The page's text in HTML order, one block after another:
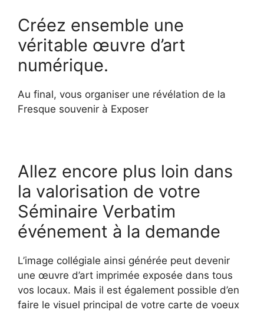
Créez ensemble une
véritable œuvre d’art
numérique.
Au final, vous organiser une révélation de la
Fresque souvenir à Exposer
Allez encore plus loin dans
la valorisation de votre
Séminaire Verbatim
événement à la demande
L’image collégiale ainsi générée peut devenir
une œuvre d’art imprimée exposée dans tous
vos locaux. Mais il est également possible d’en
faire le visuel principal de votre carte de voeux